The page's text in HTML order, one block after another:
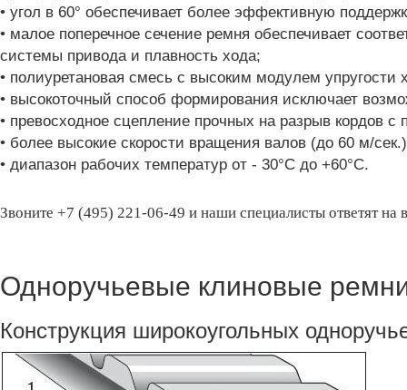
• угол в 60° обеспечивает более эффективную
• малое поперечное сечение ремня обеспечивает
системы привода и плавность хода;
• полиуретановая смесь с высоким модулем
• высокоточный способ формирования исключает
• превосходное сцепление прочных на разрыв кордов
• более высокие скорости вращения валов (до 60 м/
• диапазон рабочих температур от - 30°С до +60°С.
Звоните +7 (495) 221-06-49 и наши специалисты ответят
Одноручьевые клиновые
Конструкция широкоугольных